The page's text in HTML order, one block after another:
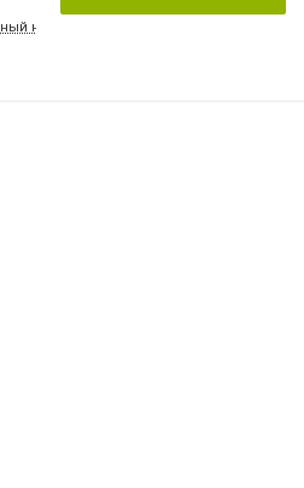
на женщину, Как вернуть парня?